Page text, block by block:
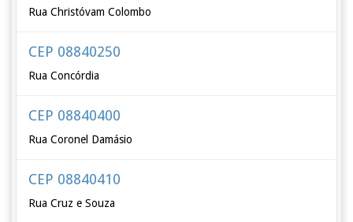
Rua Christóvam Colombo
CEP 08840250
Rua Concórdia
CEP 08840400
Rua Coronel Damásio
CEP 08840410
Rua Cruz e Souza